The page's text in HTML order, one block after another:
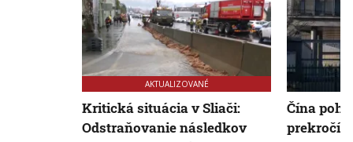
AKTUALIZOVANÉ
Kritická situácia v Sliači:
Odstraňovanie následkov
Čína
prekročí